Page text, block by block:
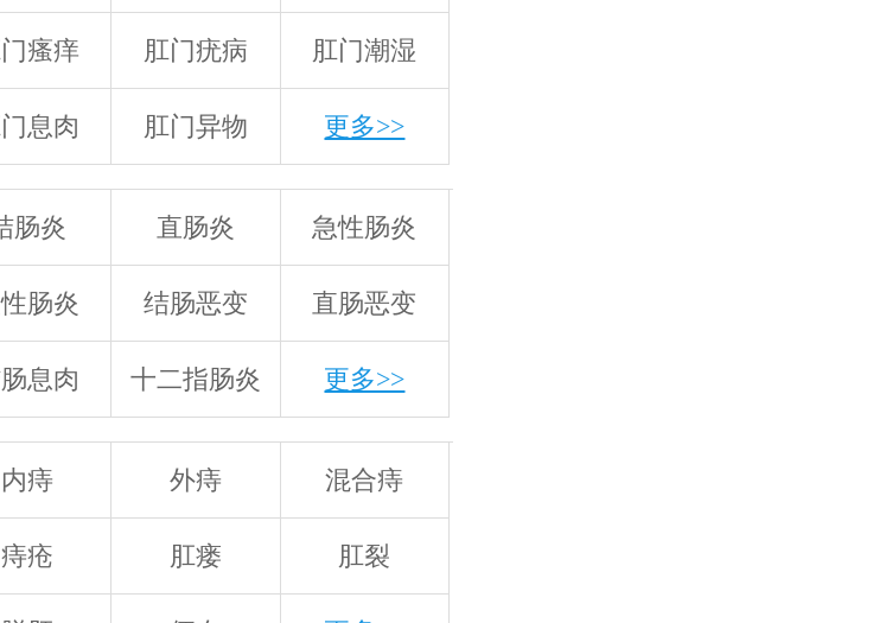
瘙痒 肛门疣病 肛门潮湿
息肉 肛门异物 更多>>
肠炎 直肠炎 急性肠炎
肠炎 结肠恶变 直肠恶变
息肉 十二指肠炎 更多>>
内痔 外痔 混合痔
痔疮 肛瘘 肛裂